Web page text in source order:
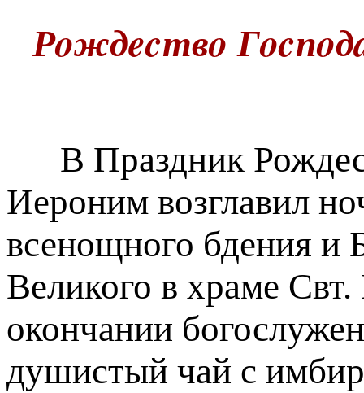
Рoждecтвo
В Праздник
Иероним возглавил
всенощного бдения и
Великого в храме
окончании
душистый чай с